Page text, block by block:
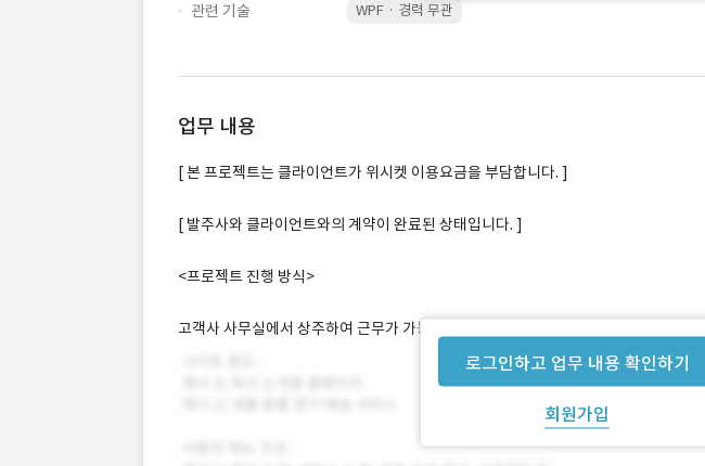
관련 기술
WPF · 경력 무관
업무 내용
로그인하고 업무 내용 확인하기
회원가입
[ 본 프로젝트는 클라이언트가 위시켓 이용요금을 부담합니다. ]
[ 발주사와 클라이언트와의 계약이 완료된 상태입니다. ]
<프로젝트 진행 방식>
고객사 사무실에서 상주하여 근무가 가능한 개발자 2명을 모집하고 있습니다.